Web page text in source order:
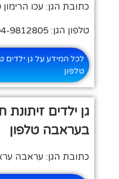
כתובת הגן: עכו הרימון 9
טלפון הגן: 04-9812805
לכל המידע על גן ילדים
טלפון
גן ילדים
בעראבה טלפון
כתובת הגן: עראבה